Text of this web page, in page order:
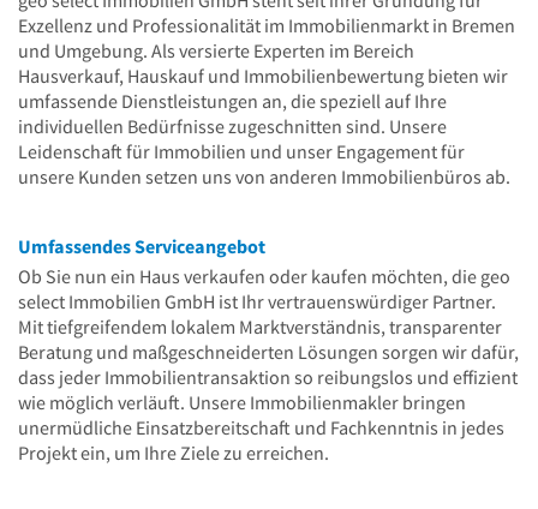
Exzellenz und Professionalität im Immobilienmarkt in Bremen
und Umgebung. Als versierte Experten im Bereich
Hausverkauf, Hauskauf und Immobilienbewertung bieten wir
umfassende Dienstleistungen an, die speziell auf Ihre
individuellen Bedürfnisse zugeschnitten sind. Unsere
Leidenschaft für Immobilien und unser Engagement für
unsere Kunden setzen uns von anderen Immobilienbüros ab.
Umfassendes Serviceangebot
Ob Sie nun ein Haus verkaufen oder kaufen möchten, die geo
select Immobilien GmbH ist Ihr vertrauenswürdiger Partner.
Mit tiefgreifendem lokalem Marktverständnis, transparenter
Beratung und maßgeschneiderten Lösungen sorgen wir dafür,
dass jeder Immobilientransaktion so reibungslos und effizient
wie möglich verläuft. Unsere Immobilienmakler bringen
unermüdliche Einsatzbereitschaft und Fachkenntnis in jedes
Projekt ein, um Ihre Ziele zu erreichen.